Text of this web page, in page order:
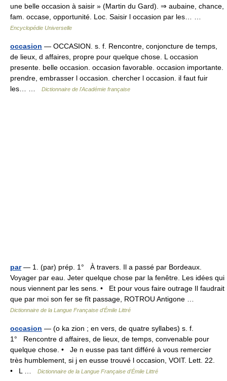
une belle occasion à saisir » (Martin du Gard). ⇒ aubaine, chance,
fam. occase, opportunité. Loc. Saisir l occasion par les… …
Encyclopédie Universelle
occasion — OCCASION. s. f. Rencontre, conjoncture de temps,
de lieux, d affaires, propre pour quelque chose. L occasion
presente. belle occasion. occasion favorable. occasion importante.
prendre, embrasser l occasion. chercher l occasion. il faut fuir
les… …
Dictionnaire de l'Académie française
par— 1. (par) prép. 1° À travers. Il a passé par Bordeaux.
Voyager par eau. Jeter quelque chose par la fenêtre. Les idées qui
nous viennent par les sens. • Et pour vous faire outrage Il faudrait
que par moi son fer se fît passage, ROTROU Antigone …
Dictionnaire de la Langue Française d'Émile Littré
occasion — (o ka zion ; en vers, de quatre syllabes) s. f.
1° Rencontre d affaires, de lieux, de temps, convenable pour
quelque chose. • Je n eusse pas tant différé à vous remercier
très humblement, si j en eusse trouvé l occasion, VOIT. Lett. 22.
• L …
Dictionnaire de la Langue Française d'Émile Littré